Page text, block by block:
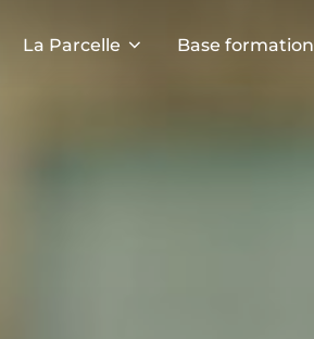
La Parcelle Base formation